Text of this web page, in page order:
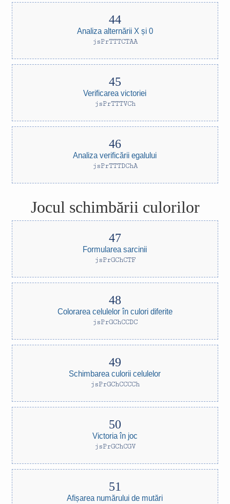
Analiza alternării X și 0
jsPrTTTCTAA
Verificarea victoriei
jsPrTTTVCh
Analiza verificării egalului
jsPrTTTDChA
Jocul schimbării culorilor
Formularea sarcinii
jsPrGChCTF
Colorarea celulelor în culori diferite
jsPrGChCCDC
Schimbarea culorii celulelor
jsPrGChCCCCh
Victoria în joc
jsPrGChCGV
Afișarea numărului de mutări